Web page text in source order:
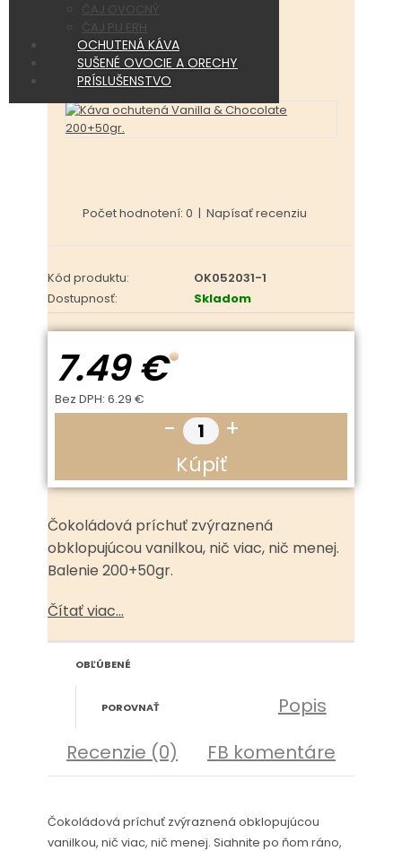
ČAJ OVOCNÝ
ČAJ PU ERH
OCHUTENÁ KÁVA
SUŠENÉ OVOCIE A ORECHY
PRÍSLUŠENSTVO
Počet hodnotení: 0 | Napísať recenziu
Kód produktu:
OK052031-1
Dostupnosť:
Skladom
7.49 €
Bez DPH: 6.29 €
- +
Kúpiť
Čokoládová príchuť zvýraznená
obklopujúcou vanilkou, nič viac, nič menej.
Balenie 200+50gr.
Čítať viac...
OBĽÚBENÉ
POROVNAŤ
Popis
Recenzie (0)
FB komentáre
Čokoládová príchuť zvýraznená obklopujúcou
vanilkou, nič viac, nič menej. Siahnite po ňom ráno,